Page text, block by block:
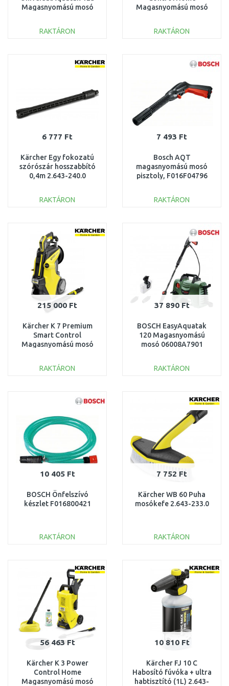
Magasnyomású mosó
RAKTÁRON
Összehasonlítás
Magasnyomású mosó
033.0
RAKTÁRON
Összehasonlítás
6 777 Ft
Kärcher Egy fokozatú
szórószár hosszabbító
0,4m 2.643-240.0
RAKTÁRON
Összehasonlítás
7 493 Ft
Bosch AQT
magasnyomású mosó
pisztoly, F016F04796
RAKTÁRON
Összehasonlítás
215 000 Ft
Kärcher K 7 Premium
Smart Control
Magasnyomású mosó
230.0
RAKTÁRON
Összehasonlítás
37 890 Ft
BOSCH EasyAquatak
120 Magasnyomású
mosó 06008A7901
RAKTÁRON
Összehasonlítás
10 405 Ft
BOSCH Önfelszívó
készlet F016800421
RAKTÁRON
Összehasonlítás
7 752 Ft
Kärcher WB 60 Puha
mosókefe 2.643-233.0
RAKTÁRON
Összehasonlítás
56 463 Ft
Kärcher K 3 Power
Control Home
Magasnyomású mosó
10 810 Ft
Kärcher FJ 10 C
Habosító fúvóka + ultra
habtisztító (1L) 2.643-